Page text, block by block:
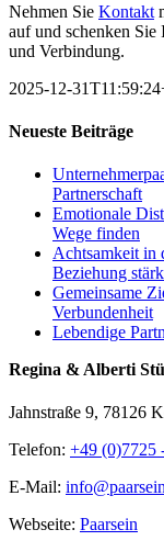
Nehmen Sie Kontakt
auf und schenken
und Verbindung.
2025-12-
Neueste Beiträge
Partnerschaft
Emotionale
Wege finden
Achtsamkeit in
Beziehung
Gemeinsame
Verbundenheit
Lebendige
Regina & Alberti
Jahnstraße 9, 78126
Telefon: +49 (0)7725
E-Mail:
Webseite: Paarsein